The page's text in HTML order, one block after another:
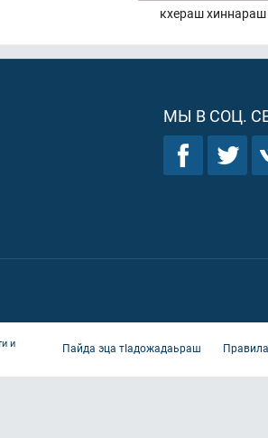
кхераш хиннараш
МЫ В СОЦ.
и
Пайда эца тIадожадаьраш